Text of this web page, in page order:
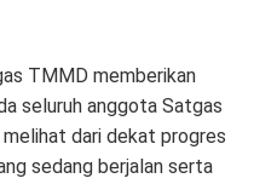
TMMD memberikan
seluruh anggota Satgas
dari dekat progres
sedang berjalan serta